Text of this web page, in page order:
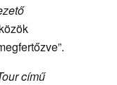
című